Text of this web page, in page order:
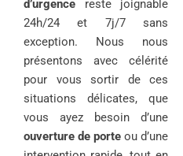
d’urgence reste joignable
24h/24 et 7j/7 sans
exception. Nous nous
présentons avec célérité
pour vous sortir de ces
situations délicates, que
vous ayez besoin d’une
ouverture de porte ou d’une